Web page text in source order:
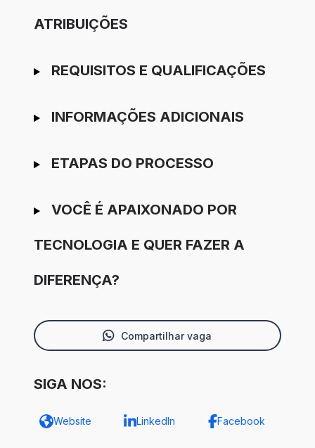
ATRIBUIÇÕES
REQUISITOS E QUALIFICAÇÕES
INFORMAÇÕES ADICIONAIS
ETAPAS DO PROCESSO
VOCÊ É APAIXONADO POR
TECNOLOGIA E QUER FAZER A
DIFERENÇA?
Compartilhar vaga
SIGA NOS:
Website LinkedIn Facebook